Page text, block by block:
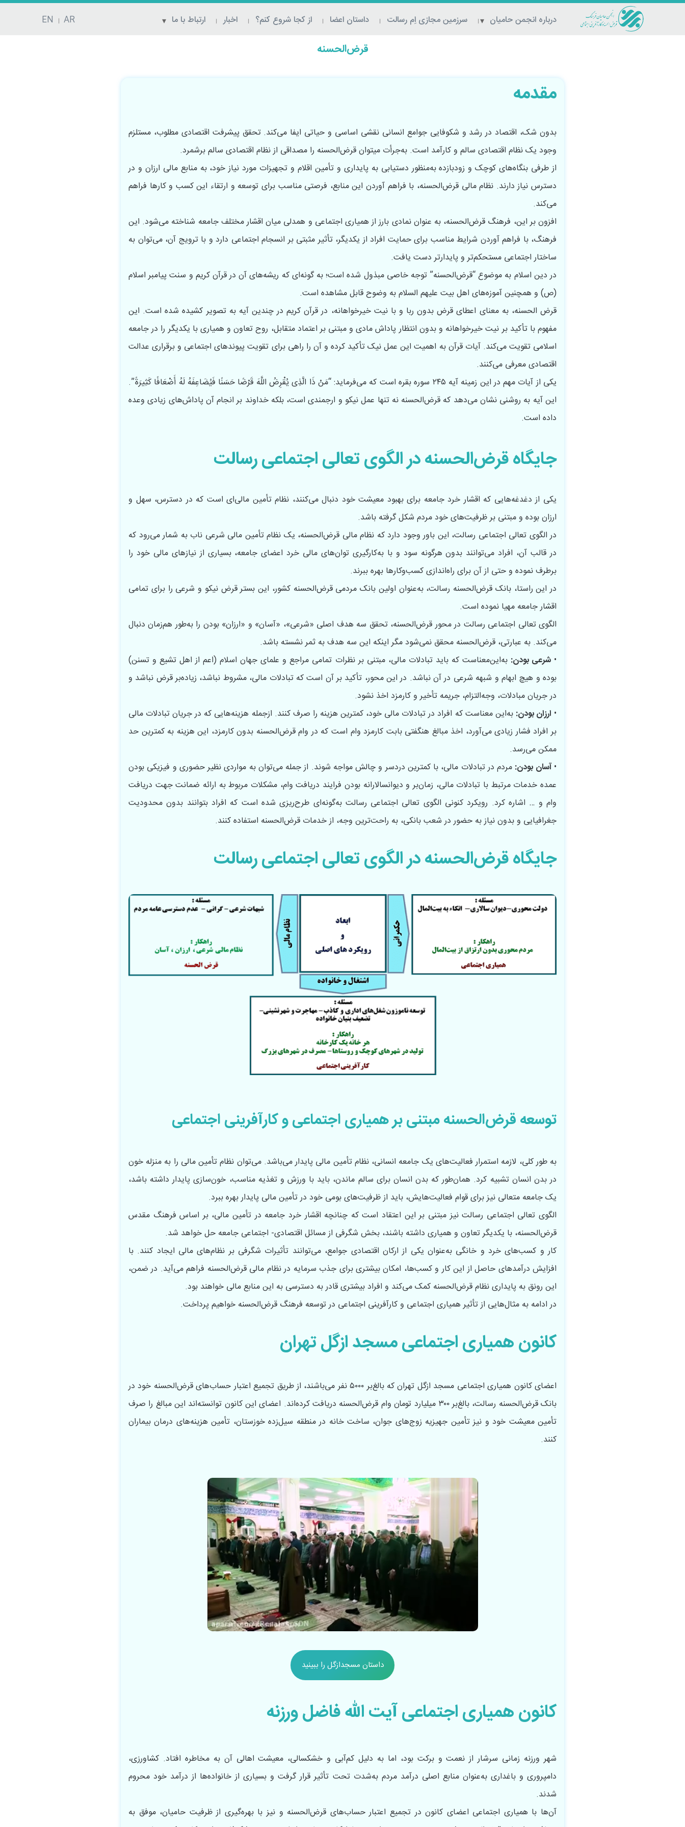
درباره انجمن حامیان سرزمین مجازی اِم‌ رسالت داستان اعضا از کجا شروع کنم؟ اخبار ارتباط با ما AR
EN
قرض‌الحسنه
مقدمه
بدون شک، اقتصاد در رشد و شکوفایی جوامع انسانی نقشی اساسی و حیاتی ایفا می‌کند. تحقق پیشرفت اقتصادی مطلوب، مستلزم
وجود یک نظام اقتصادی سالم و کارآمد است. به‌‌‌‎جرأت می‎توان قرض‌الحسنه را مصداقی از نظام اقتصادی سالم برشمرد.
از طرفی بنگاه‎‌‌‌‌‌‌‌‌های کوچک و زودبازده به‌منظور دستیابی به پایداری و تأمین اقلام و تجهیزات مورد نیاز خود، به منابع مالی ارزان و در
دسترس نیاز دارند. نظام مالی قرض‌الحسنه، با فراهم آوردن این منابع، فرصتی مناسب برای توسعه و ارتقاء این کسب و کارها فراهم
می‌کند.
افزون بر این، فرهنگ قرض‌‌‎الحسنه، به عنوان نمادی بارز از همیاری اجتماعی و همدلی میان اقشار مختلف جامعه شناخته می‌شود. این
فرهنگ، با فراهم آوردن شرایط مناسب برای حمایت افراد از یکدیگر، تأثیر مثبتی بر انسجام اجتماعی دارد و با ترویج آن، می‌توان به
ساختار اجتماعی مستحکم‌تر و پایدارتر دست یافت.
در دین اسلام به موضوع “قرض‌الحسنه” توجه خاصی مبذول شده است؛ به گونه‌ای که ریشه‌های آن در قرآن کریم و سنت پیامبر اسلام
(ص) و همچنین آموزه‌های اهل بیت علیهم السلام به وضوح قابل مشاهده است.
قرض الحسنه، به معنای اعطای قرض بدون ربا و با نیت خیرخواهانه، در قرآن کریم در چندین آیه به تصویر کشیده شده است. این
مفهوم با تأکید بر نیت خیرخواهانه و بدون انتظار پاداش مادی و مبتنی بر اعتماد متقابل، روح تعاون و همیاری با یکدیگر را در جامعه
اسلامی تقویت می‌کند. آیات قرآن به اهمیت این عمل نیک تأکید کرده و آن را راهی برای تقویت پیوندهای اجتماعی و برقراری عدالت
اقتصادی معرفی می‌کنند.
یکی از آیات مهم در این زمینه آیه ۲۴۵ سوره بقره است که می‌فرماید: “مَنْ ذَا الَّذِی يُقْرِضُ اللَّهَ قَرْضًا حَسَنًا فَيُضَاعِفَهُ لَهُ أَضْعَافًا كَثِيرَةً”.
این آیه به روشنی نشان می‌دهد که قرض‌الحسنه نه تنها عمل نیکو و ارجمندی است، بلکه خداوند بر انجام آن پاداش‌های زیادی وعده
داده است.
جایگاه قرض‌الحسنه در الگوی تعالی اجتماعی رسالت
یکی از دغدغه‌هایی که اقشار خرد جامعه برای بهبود معیشت خود دنبال می‌کنند، نظام تأمین مالی‌ای است که در دسترس، سهل و
ارزان بوده و مبتنی بر ظرفیت‌های خود مردم شکل گرفته باشد.
در الگوی تعالی اجتماعی رسالت، این باور وجود دارد که نظام مالی قرض‌الحسنه، یک نظام تأمین مالی شرعی ناب به شمار می‌رود که
در قالب آن، افراد می‌توانند بدون هرگونه سود و با به‌کارگیری توان‌های مالی خرد اعضای جامعه، بسیاری از نیازهای مالی خود را
برطرف نموده و حتی از آن برای راه‌اندازی کسب‌وکارها بهره ببرند.
در این راستا، بانک قرض‌الحسنه رسالت، به‌عنوان اولین بانک مردمی قرض‌الحسنه کشور، این بستر قرض نیکو و شرعی را برای تمامی
اقشار جامعه مهیا نموده است.
الگوی تعالی اجتماعی رسالت در محور قرض‌الحسنه، تحقق سه هدف اصلی «شرعی»، «آسان» و «ارزان» بودن را به‌طور هم‌زمان دنبال
می‌کند. به‌ عبارتی، قرض‌الحسنه محقق نمی‌شود مگر اینکه این سه هدف به ثمر نشسته باشد.
•شرعی بودن: به‌این‌معناست که باید تبادلات مالی، مبتنی‌ بر نظرات تمامی مراجع و علمای جهان اسلام (اعم از اهل تشیع و تسنن)
بوده و هیچ‌ ابهام و شبهه شرعی در آن نباشد. در این محور، تأکید بر آن است که تبادلات مالی، مشروط نباشد، زیاده‌بر قرض نباشد و
در جریان مبادلات، وجه‌التزام، جریمه تأخیر و کارمزد اخذ نشود.
• ارزان بودن: به‌این‌ معناست که افراد در تبادلات مالی خود، کمترین هزینه را صرف کنند. ازجمله هزینه‌هایی که در جریان تبادلات مالی
بر افراد فشار زیادی می‌آورد، اخذ مبالغ هنگفتی بابت کارمزد وام است که در وام قرض‌الحسنه بدون کارمزد، این هزینه به کمترین حد
ممکن می‌رسد.
•آسان بودن: مردم در تبادلات مالی، با کمترین دردسر و چالش مواجه شوند. از جمله می‌توان به مواردی نظیر حضوری و فیزیکی بودن
عمده خدمات مرتبط‌ با تبادلات مالی، زمان‌بر و دیوانسالارانه بودن فرایند دریافت وام، مشکلات مربوط‌ به ارائه ضمانت جهت دریافت
وام و … اشاره کرد. رویکرد کنونی الگوی تعالی اجتماعی رسالت به‌گونه‌ای طرح‌ریزی شده است که افراد بتوانند بدون محدودیت
جغرافیایی و بدون نیاز به حضور در شعب بانکی، به راحت‌ترین وجه، از خدمات قرض‌الحسنه استفاده کنند.
جایگاه قرض‌الحسنه در الگوی تعالی اجتماعی رسالت
توسعه قرض‌الحسنه مبتنی بر همیاری اجتماعی و کارآفرینی اجتماعی
به‌ طور کلی، لازمه استمرار فعالیت‌های یک جامعه انسانی، نظام تأمین مالی پایدار می‌باشد. می‌توان نظام تأمین مالی را به‌ منزله خون
در بدن انسان تشبیه کرد. همان‌طور که بدن انسان برای سالم ماندن، باید با ورزش و تغذیه مناسب، خون‌سازی پایدار داشته باشد،
یک جامعه متعالی نیز برای قوام فعالیت‌هایش، باید از ظرفیت‌های بومی خود در تأمین مالی پایدار بهره ببرد.
الگوی تعالی اجتماعی رسالت نیز مبتنی‌ بر این اعتقاد است که چنانچه اقشار خرد جامعه در تأمین مالی، بر اساس فرهنگ مقدس
قرض‌الحسنه، با یکدیگر تعاون و همیاری داشته‌ باشند، بخش شگرفی از مسائل اقتصادی- اجتماعی جامعه حل خواهد شد.
کار و کسب‌های خرد و خانگی به‌عنوان یکی از ارکان اقتصادی جوامع، می‌توانند تأثیرات شگرفی بر نظام‌های مالی ایجاد کنند. با
افزایش درآمدهای حاصل از این کار و کسب‌ها، امکان بیشتری برای جذب سرمایه در نظام مالی قرض‌الحسنه فراهم می‌آید. در ضمن،
این رونق به پایداری نظام قرض‌الحسنه کمک می‌کند و افراد بیشتری قادر به دسترسی به این منابع مالی خواهند بود.
در ادامه به مثال‌هایی از تأثیر همیاری اجتماعی و کارآفرینی اجتماعی در توسعه فرهنگ قرض‌الحسنه خواهیم پرداخت.
کانون همیاری اجتماعی مسجد ازگل تهران
اعضای کانون همیاری اجتماعی مسجد ازگل تهران که بالغ‌بر ۵۰۰۰ نفر می‌باشند، از طریق تجمیع اعتبار حساب‌های قرض‌الحسنه خود در
بانک قرض‌الحسنه رسالت، بالغ‌بر ۳۰۰ میلیارد تومان وام قرض‌الحسنه دریافت کرده‌اند. اعضای این کانون توانسته‌اند این مبالغ را صرف
تأمین معیشت خود و نیز تأمین جهیزیه زوج‌های جوان، ساخت خانه در منطقه سیل‌زده خوزستان، تأمین هزینه‌های درمان بیماران
کنند.
داستان مسجدازگل را ببینید
کانون همیاری اجتماعی آیت الله فاضل ورزنه
شهر ورزنه زمانی سرشار از نعمت و برکت بود، اما به دلیل کم‌آبی و خشکسالی، معیشت اهالی آن به مخاطره افتاد. کشاورزی،
دامپروری و باغداری به‌عنوان منابع اصلی درآمد مردم به‌شدت تحت تأثیر قرار گرفت و بسیاری از خانواده‌ها از درآمد خود محروم
شدند.
آن‌ها با همیاری اجتماعی اعضای کانون در تجمیع اعتبار حساب‌های قرض‌الحسنه و نیز با بهره‌گیری از ظرفیت حامیان، موفق به